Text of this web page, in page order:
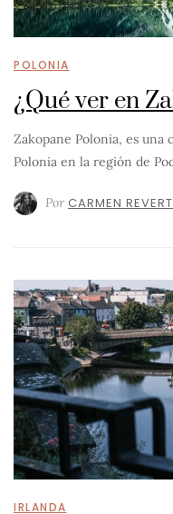
POLONIA
¿Qué ver en
Zakopane Polonia, es una
Polonia en la región de
Por CARMEN REVERT
IRLANDA